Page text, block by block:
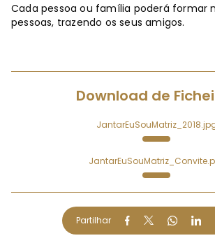
Cada pessoa ou família poderá formar
pessoas, trazendo os seus amigos.
Download de
Partilhar